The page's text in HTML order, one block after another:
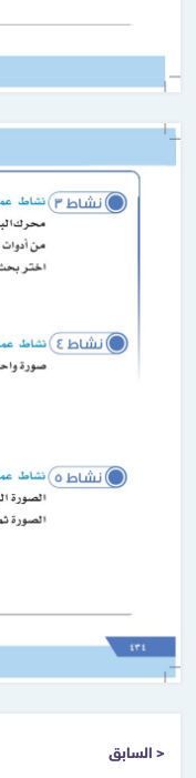
< السابق